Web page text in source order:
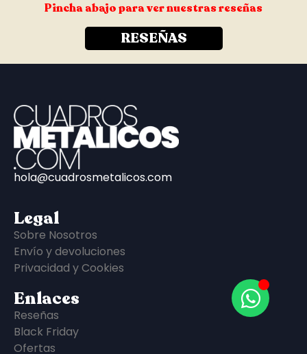
Pincha abajo para ver nuestras reseñas
RESEÑAS
hola@cuadrosmetalicos.com
Legal
Sobre Nosotros
Envío y devoluciones
Privacidad y Cookies
Enlaces
Reseñas
Black Friday
Ofertas